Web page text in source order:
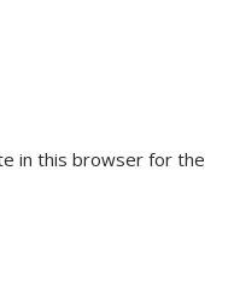
in this browser for the